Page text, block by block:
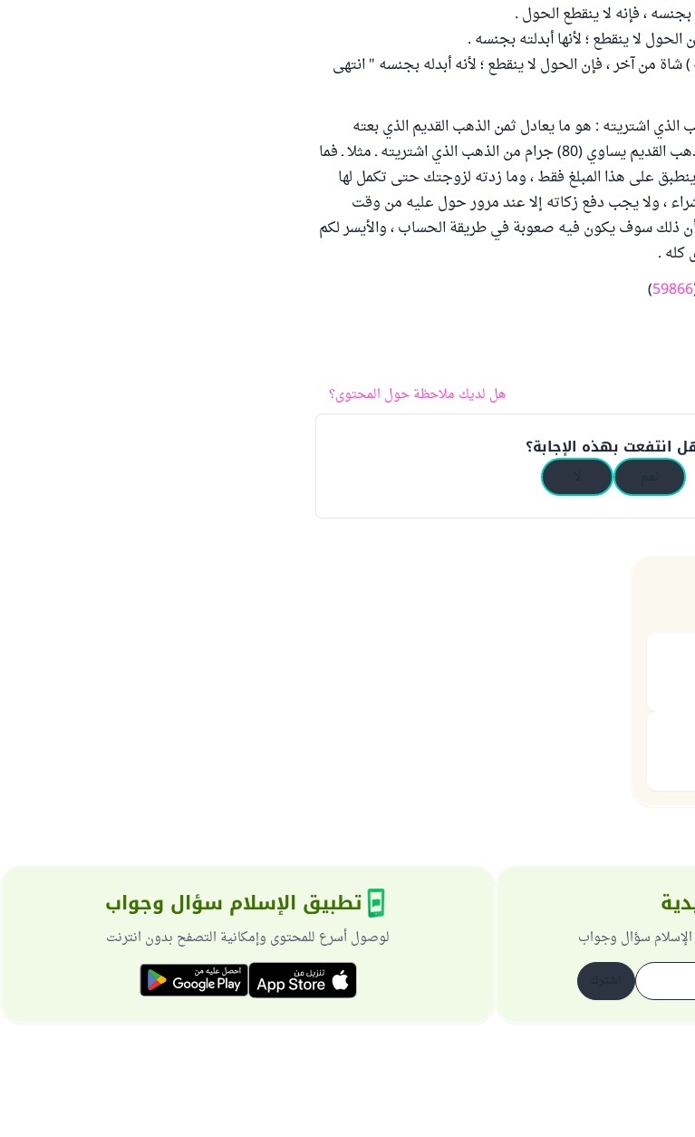
، فإنه لا ينقطع الحول .
لا ينقطع ؛ لأنها أبدلته بجنسه .
أو يبيع صاحب (40) شاة غنمه ، بـ (40 ) شاة من آخر ، فإن الحول لا ينقطع ؛ لأنه أبدله بجنسه " انتهى
اشتريته : هو ما يعادل ثمن الذهب القديم الذي بعته
واشتريت به ذهبا جديدا ؛ فإذا ثمن الذهب القديم يساوي (80) جرام من الذهب الذي اشتريته ـ مثلا ـ فما
على هذا المبلغ فقط ، وما زدته لزوجتك حتى تكمل لها
الشراء ، ولا يجب دفع زكاته إلا عند مرور حول عليه من وقت
ذلك سوف يكون فيه صعوبة في طريقة الحساب ، والأيسر لكم
كله .
59866
)
هل لديك ملاحظة حول المحتوى؟
انتفعت بهذه الإجابة؟
الإسلام سؤال وجواب
تطبيق الإسلام سؤال وجواب
لوصول أسرع للمحتوى وإمكانية التصفح بدون انترنت